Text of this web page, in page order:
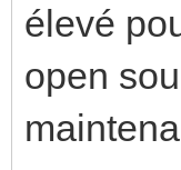
élevé
open